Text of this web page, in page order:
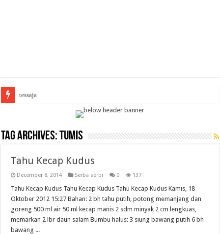
tessaja
Tag Archives:tumis
Tahu Kecap Kudus
December 8, 2014 Serba serbi 0 137
Tahu Kecap Kudus Tahu Kecap Kudus Tahu Kecap Kudus Kamis, 18
Oktober 2012 15:27 Bahan: 2 bh tahu putih, potong memanjang dan
goreng 500 ml air 50 ml kecap manis 2 sdm minyak 2 cm lengkuas,
memarkan 2 lbr daun salam Bumbu halus: 3 siung bawang putih 6 bh
bawang ...